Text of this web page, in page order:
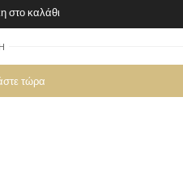
στο καλάθι
H
τώρα